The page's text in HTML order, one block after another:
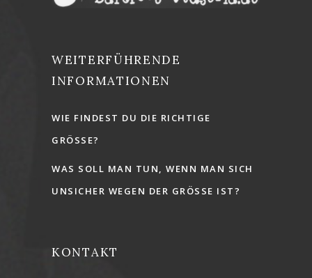
WEITERFÜHRENDE
INFORMATIONEN
WIE FINDEST DU DIE RICHTIGE
GRÖSSE?
WAS SOLL MAN TUN, WENN MAN SICH
UNSICHER WEGEN DER GRÖSSE IST?
KONTAKT